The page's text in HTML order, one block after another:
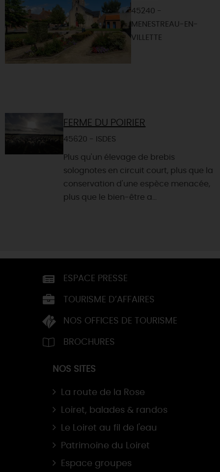
45240 -
MENESTREAU-EN-
VILLETTE
FERME DU POIRIER
45620 - ISDES
Plus qu'un élevage de brebis
solognotes en circuit court, plus que la
conservation d'une espèce menacée,
plus que le bien-être a...
ESPACE PRESSE
TOURISME D’AFFAIRES
NOS OFFICES DE TOURISME
BROCHURES
NOS SITES
La route de la Rose
Loiret, balades & randos
Le Loiret au fil de l'eau
Patrimoine du Loiret
Espace groupes